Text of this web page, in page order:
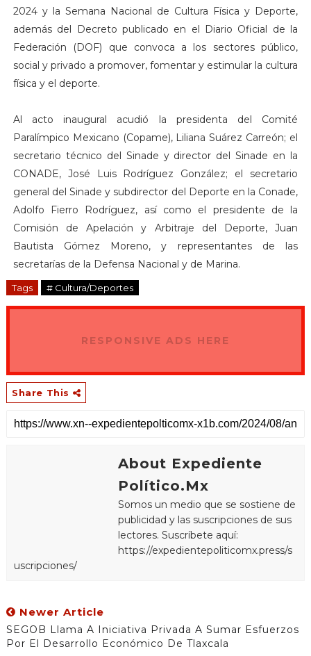
2024 y la Semana Nacional de Cultura Física y Deporte,
además del Decreto publicado en el Diario Oficial de la
Federación (DOF) que convoca a los sectores público,
social y privado a promover, fomentar y estimular la cultura
física y el deporte.
Al acto inaugural acudió la presidenta del Comité
Paralímpico Mexicano (Copame), Liliana Suárez Carreón; el
secretario técnico del Sinade y director del Sinade en la
CONADE, José Luis Rodríguez González; el secretario
general del Sinade y subdirector del Deporte en la Conade,
Adolfo Fierro Rodríguez, así como el presidente de la
Comisión de Apelación y Arbitraje del Deporte, Juan
Bautista Gómez Moreno, y representantes de las
secretarías de la Defensa Nacional y de Marina.
Tags # Cultura/Deportes
RESPONSIVE ADS HERE
Share This
About Expediente
Político.Mx
Somos un medio que se sostiene de
publicidad y las suscripciones de sus
lectores. Suscríbete aquí:
https://expedientepoliticomx.press/s
uscripciones/
Newer Article
SEGOB Llama A Iniciativa Privada A Sumar Esfuerzos
Por El Desarrollo Económico De Tlaxcala